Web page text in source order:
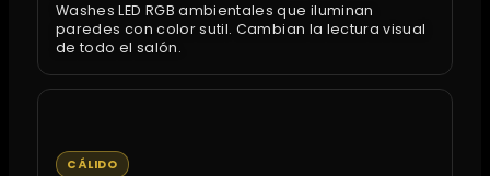
Washes LED RGB ambientales que iluminan
paredes con color sutil. Cambian la lectura visual
de todo el salón.
CÁLIDO